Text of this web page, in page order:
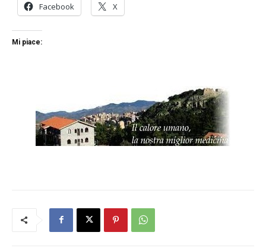
Facebook X
Mi piace: